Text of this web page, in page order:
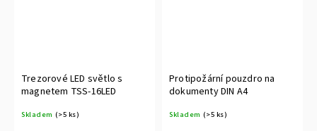
Trezorové LED světlo s
magnetem TSS-16LED
Skladem (>5 ks)
Protipožární pouzdro na
dokumenty DIN A4
Skladem (>5 ks)